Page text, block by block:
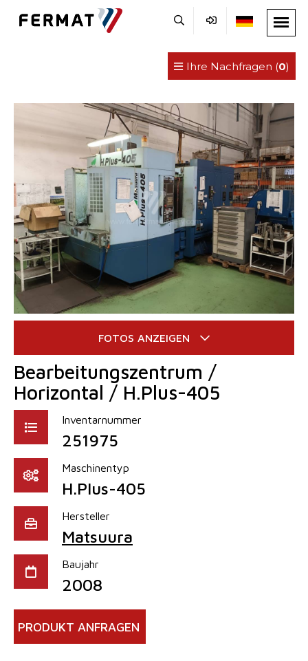
Ihre Nachfragen (0)
Bearbeitungszentrum /
Horizontal / H.Plus-405
Inventarnummer
251975
Maschinentyp
H.Plus-405
Hersteller
Matsuura
Baujahr
2008
PRODUKT ANFRAGEN